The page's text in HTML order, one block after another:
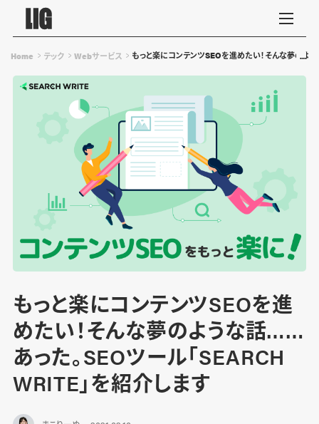
Home テック Webサービス もっと楽にコンテンツSEOを進めたい！そんな夢のよ
もっと楽にコンテンツSEOを進
めたい！そんな夢のような話……
あった。SEOツール「SEARCH
WRITE」を紹介します